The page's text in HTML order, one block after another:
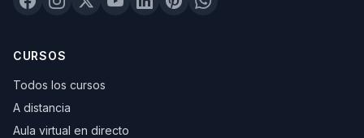
CURSOS
Todos los cursos
A distancia
Aula virtual en directo